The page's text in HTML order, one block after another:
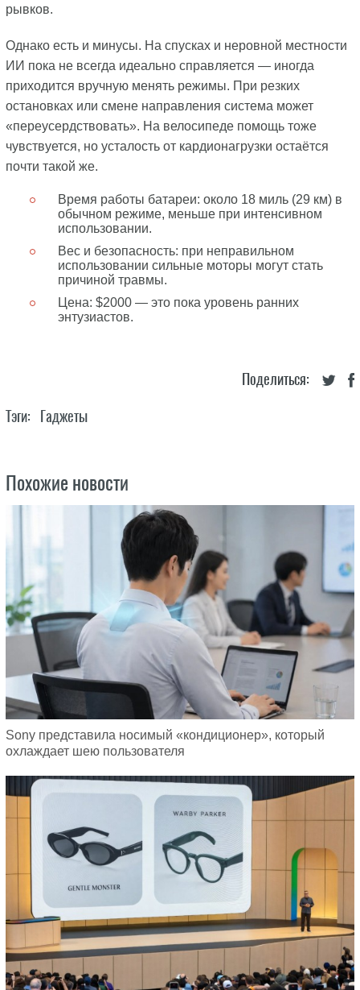
рывков.
Однако есть и минусы. На спусках и неровной местности
ИИ пока не всегда идеально справляется — иногда
приходится вручную менять режимы. При резких
остановках или смене направления система может
«переусердствовать». На велосипеде помощь тоже
чувствуется, но усталость от кардионагрузки остаётся
почти такой же.
Время работы батареи: около 18 миль (29 км) в
обычном режиме, меньше при интенсивном
использовании.
Вес и безопасность: при неправильном
использовании сильные моторы могут стать
причиной травмы.
Цена: $2000 — это пока уровень ранних
энтузиастов.
Поделиться:
Тэги: Гаджеты
Похожие новости
Sony представила носимый «кондиционер», который
охлаждает шею пользователя